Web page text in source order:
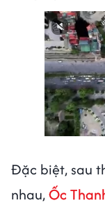
Đặc biệt, sau
nhau,Ốc